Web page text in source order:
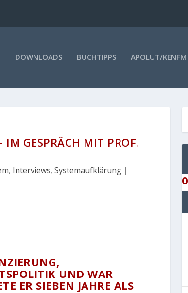
DOWNLOADS BUCHTIPPS APOLUT/KENFM
IM GESPRÄCH MIT PROF.
, Interviews,Systemaufklärung |
V
UND WAR N
ER SIEBEN JAHRE ALS I
0